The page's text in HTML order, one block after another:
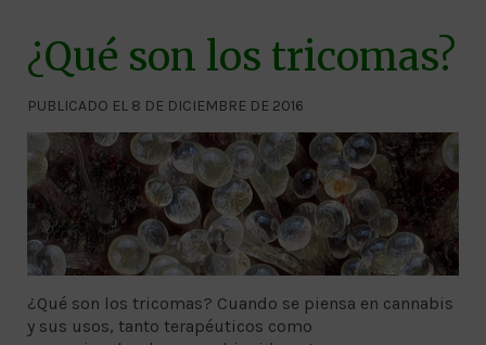
¿Qué son los tricomas?
PUBLICADO EL 8 DE DICIEMBRE DE 2016
¿Qué son los tricomas? Cuando se piensa en cannabis
y sus usos, tanto terapéuticos como